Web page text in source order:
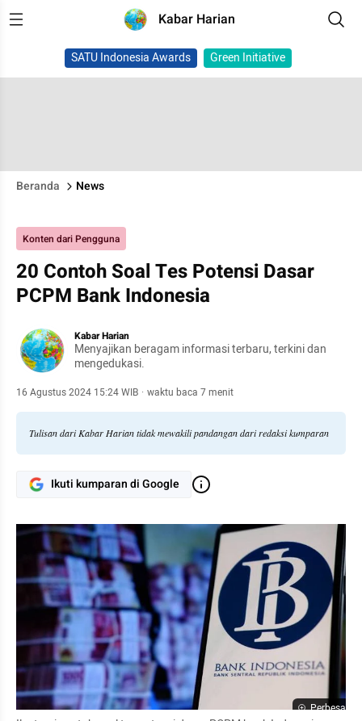
Kabar Harian
SATU Indonesia Awards Green Initiative
Beranda News
Konten dari Pengguna
20 Contoh Soal Tes Potensi Dasar
PCPM Bank Indonesia
Kabar Harian
Menyajikan beragam informasi terbaru, terkini dan
mengedukasi.
16 Agustus 2024 15:24 WIB · waktu baca 7 menit
Tulisan dari Kabar Harian tidak mewakili pandangan dari redaksi kumparan
Ikuti kumparan di Google
Perbesar